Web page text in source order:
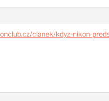
clanek/kdyz-nikon-